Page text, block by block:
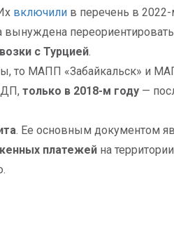
включили в перечень в 2022-
с Турцией.
то МАПП «Забайкальск» и
только в 2018-м году —
. Ее основным документом
платежей на